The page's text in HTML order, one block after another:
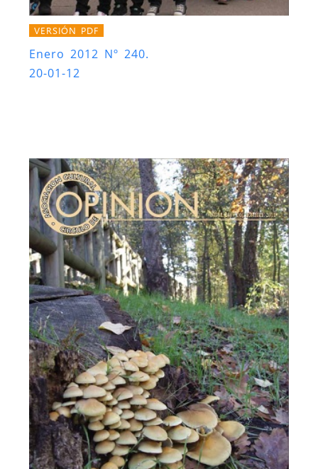
VERSIÓN PDF
Enero 2012 Nº 240.
20-01-12